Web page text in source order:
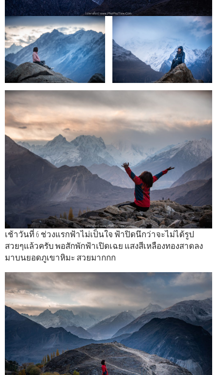
เช้าวันที่ 6 ช่วงแรกฟ้าไม่เป็นใจ ฟ้าปิดนึกว่าจะไม่ได้รูป
สวยๆแล้วครับ พอสักพักฟ้าเปิดเฉย แสงสีเหลืองทองสาดลง
มาบนยอดภูเขาหิมะ สวยมากกก